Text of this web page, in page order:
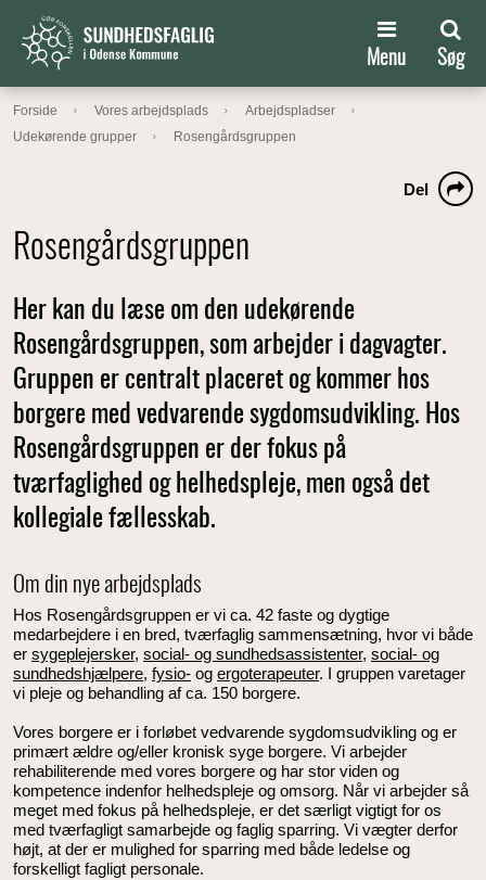
Menu Søg
Forside Vores arbejdsplads
Arbejdspladser
Udekørende grupper
Rosengårdsgruppen
Rosengårdsgruppen
Del
Her kan du læse om den udekørende
Rosengårdsgruppen, som arbejder i dagvagter.
Gruppen er centralt placeret og kommer hos
borgere med vedvarende sygdomsudvikling. Hos
Rosengårdsgruppen er der fokus på
tværfaglighed og helhedspleje, men også det
kollegiale fællesskab.
Om din nye arbejdsplads
Hos Rosengårdsgruppen er vi ca. 42 faste og dygtige
medarbejdere i en bred, tværfaglig sammensætning, hvor vi både
er sygeplejersker, social- og sundhedsassistenter, social- og
sundhedshjælpere, fysio- og ergoterapeuter. I gruppen varetager
vi pleje og behandling af ca. 150 borgere.
Vores borgere er i forløbet vedvarende sygdomsudvikling og er
primært ældre og/eller kronisk syge borgere. Vi arbejder
rehabiliterende med vores borgere og har stor viden og
kompetence indenfor helhedspleje og omsorg. Når vi arbejder så
meget med fokus på helhedspleje, er det særligt vigtigt for os
med tværfagligt samarbejde og faglig sparring. Vi vægter derfor
højt, at der er mulighed for sparring med både ledelse og
forskelligt fagligt personale.